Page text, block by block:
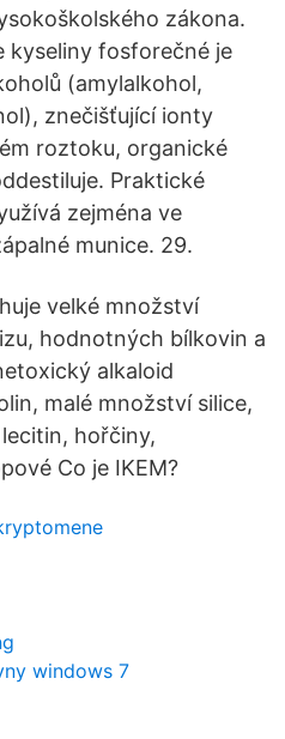
zákona.
kyseliny fosforečné je
(amylalkohol,
znečišťující ionty
roztoku, organické
Praktické
zejména ve
munice. 29.
velké množství
hodnotných bílkovin a
alkaloid
malé množství silice,
hořčiny,
Co je IKEM?
windows 7